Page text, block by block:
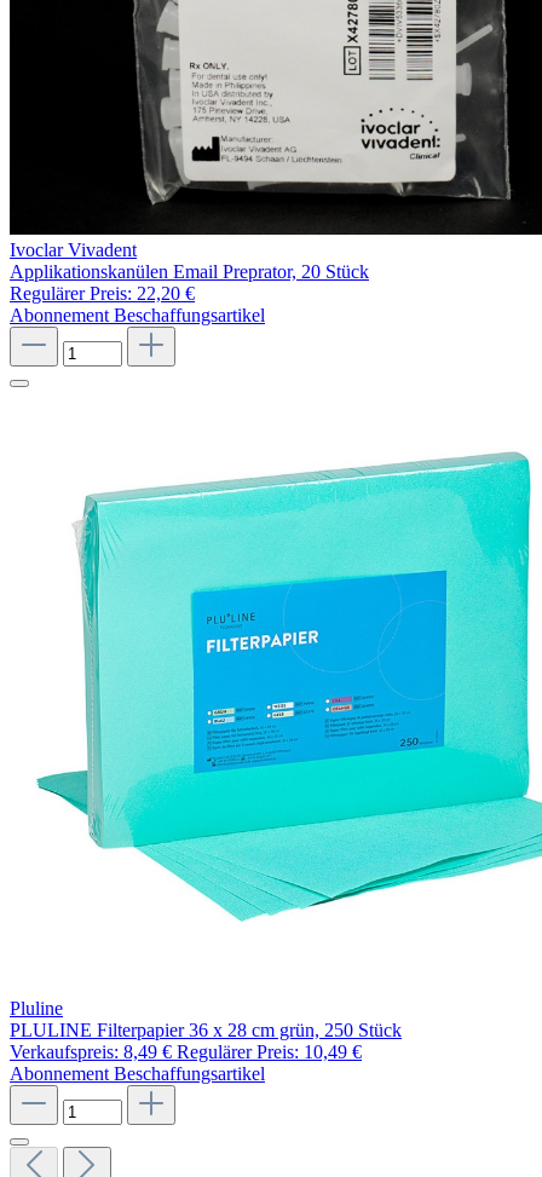
Ivoclar Vivadent
Applikationskanülen Email Preprator, 20 Stück
Regulärer Preis: 22,20 €
Abonnement Beschaffungsartikel
Pluline
PLULINE Filterpapier 36 x 28 cm grün, 250 Stück
Verkaufspreis: 8,49 € Regulärer Preis: 10,49 €
Abonnement Beschaffungsartikel